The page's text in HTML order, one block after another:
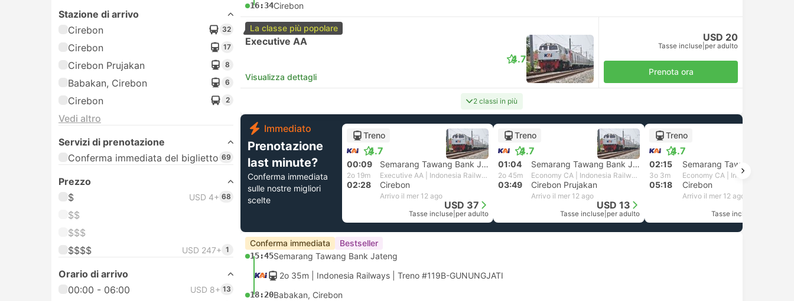
Stazione di arrivo
Cirebon
32
Cirebon 17
Cirebon Prujakan 8
Babakan, Cirebon 6
Cirebon 2
Vedi altro
Servizi di prenotazione
Conferma immediata del biglietto 69
Prezzo
$
USD 4+ 68
$$
$$$
$$$$
USD 247+ 1
Orario di arrivo
00:00 - 06:00
USD 8+ 13
16:34Cirebon
La classe più popolare
Executive AA
Visualizza dettagli
4.7
USD 20
Tasse incluse per adulto
Prenota ora
2 classi in più
Immediato
Prenotazione
last minute?
Conferma immediata
sulle nostre migliori
scelte
Treno
4.7
00:09 Semarang Tawang Bank Jateng
2o 19m Executive AA | Indonesia Railways
02:28 Cirebon
Arrivo il mer 12 ago
USD 37
Tasse incluse per adulto
Treno
4.7
01:04 Semarang Tawang Bank Jateng
2o 45m Economy CA | Indonesia Railways
03:49 Cirebon Prujakan
Arrivo il mer 12 ago
USD 13
Tasse incluse per adulto
Treno
4.7
02:15
3o 3m
05:18 Cirebon
Arrivo il mer 12 ago
Tasse incluse
Conferma immediata Bestseller
15:45Semarang Tawang Bank Jateng
2o 35m | Indonesia Railways Treno #119B-GUNUNGJATI
18:20Babakan, Cirebon